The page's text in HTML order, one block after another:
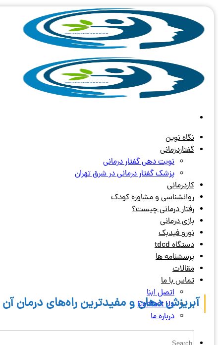
Skip
content
نگاه نوین
گفتاردرمانی
نوبت دهی گفتار درمانی
پزشک گفتار درمانی در شرق تهران
کاردرمانی
روانشناسی و مشاوره کودک
رفتار درمانی چیست؟
بازی درمانی
نورو فیدبک
دستگاه tdcd
پرسشنامه ها
مقالات
تماس با ما
اتصل ابنا
Contact Us
درباره ما
آبریزش دهان و مفیدترین راه‌های درمان آن